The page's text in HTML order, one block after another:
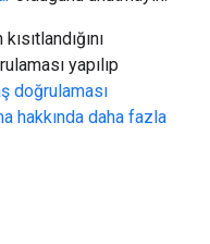
yapılıp
doğrulaması
hakkında daha fazla